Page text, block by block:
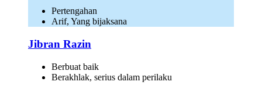
Pertengahan
Arif, Yang bijaksana
Jibran Razin
Berbuat baik
Berakhlak, serius dalam perilaku